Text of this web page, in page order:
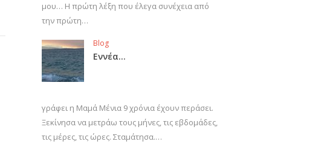
μου… Η πρώτη λέξη που έλεγα συνέχεια από
την πρώτη…
Blog
Εννέα…
γράφει η Μαμά Μένια 9 χρόνια έχουν περάσει.
Ξεκίνησα να μετράω τους μήνες, τις εβδομάδες,
τις μέρες, τις ώρες. Σταμάτησα.…